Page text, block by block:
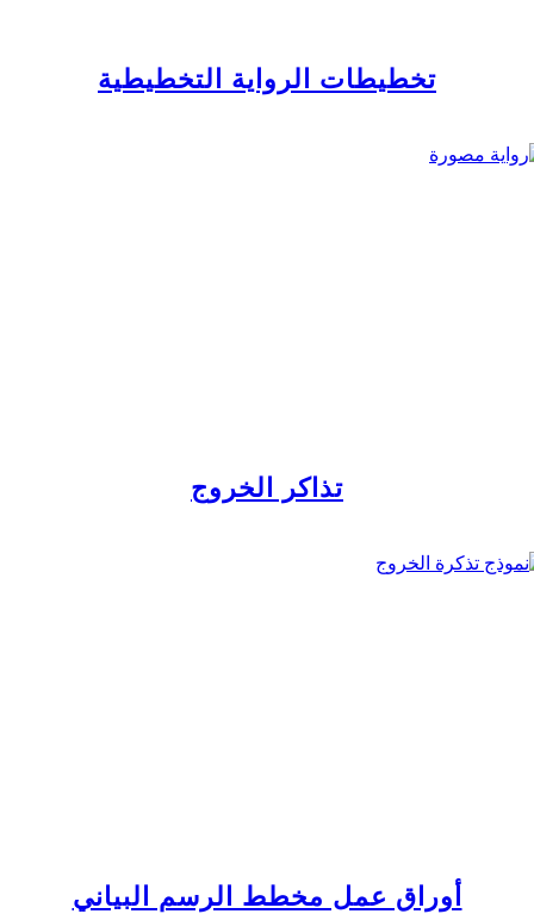
تخطيطات الرواية التخطيطية
تذاكر الخروج
أوراق عمل مخطط الرسم البياني